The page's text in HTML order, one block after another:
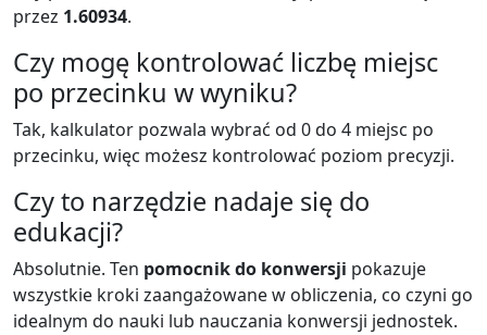
przez 1.60934.
Czy mogę kontrolować liczbę miejsc
po przecinku w wyniku?
Tak, kalkulator pozwala wybrać od 0 do 4 miejsc po
przecinku, więc możesz kontrolować poziom precyzji.
Czy to narzędzie nadaje się do
edukacji?
Absolutnie. Ten pomocnik do konwersji pokazuje
wszystkie kroki zaangażowane w obliczenia, co czyni go
idealnym do nauki lub nauczania konwersji jednostek.